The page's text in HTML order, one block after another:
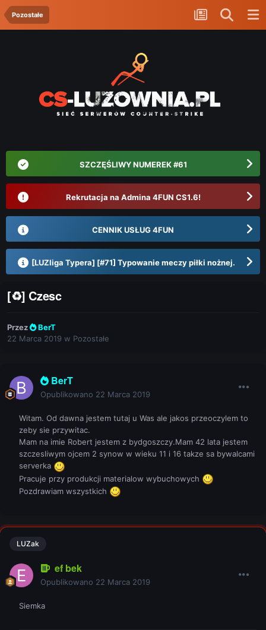
Pozostałe
SZCZĘŚLIWY NUMEREK #61
Rekrutacja na Admina 4FUN CS1.6!
CENNIK USŁUG 4FUN
[LUZliga Typera] [#71] Typowanie meczy piłki nożnej.
[♻] Czesc
Przez
BerT
22 Marca 2019 w Pozostałe
BerT
Opublikowano 22 Marca 2019
Witam. Od dawna jestem tutaj u Was ale jakos przeoczylem to
zeby sie przywitac.
Mam na imie Robert jestem z bydgoszczy.Mam 42 lata jestem
szczesliwym ojcem 2 synow w wieku 11 i 16 takze sa bywalcami
serverka
Pracuje przy produkcji materialow wybuchowych
Pozdrawiam wszystkich
LUZak
ef bek
Opublikowano 22 Marca 2019
Siemka